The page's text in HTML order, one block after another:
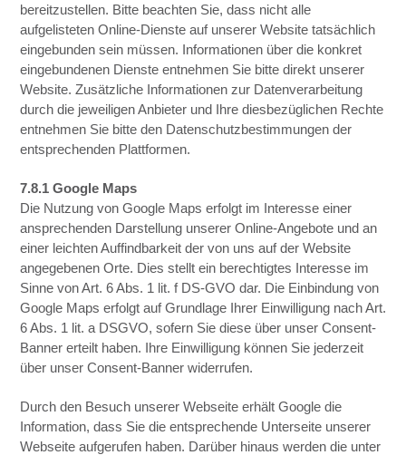
bereitzustellen. Bitte beachten Sie, dass nicht alle
aufgelisteten Online-Dienste auf unserer Website tatsächlich
eingebunden sein müssen. Informationen über die konkret
eingebundenen Dienste entnehmen Sie bitte direkt unserer
Website. Zusätzliche Informationen zur Datenverarbeitung
durch die jeweiligen Anbieter und Ihre diesbezüglichen Rechte
entnehmen Sie bitte den Datenschutzbestimmungen der
entsprechenden Plattformen.
7.8.1 Google Maps
Die Nutzung von Google Maps erfolgt im Interesse einer
ansprechenden Darstellung unserer Online-Angebote und an
einer leichten Auffindbarkeit der von uns auf der Website
angegebenen Orte. Dies stellt ein berechtigtes Interesse im
Sinne von Art. 6 Abs. 1 lit. f DS-GVO dar. Die Einbindung von
Google Maps erfolgt auf Grundlage Ihrer Einwilligung nach Art.
6 Abs. 1 lit. a DSGVO, sofern Sie diese über unser Consent-
Banner erteilt haben. Ihre Einwilligung können Sie jederzeit
über unser Consent-Banner widerrufen.
Durch den Besuch unserer Webseite erhält Google die
Information, dass Sie die entsprechende Unterseite unserer
Webseite aufgerufen haben. Darüber hinaus werden die unter